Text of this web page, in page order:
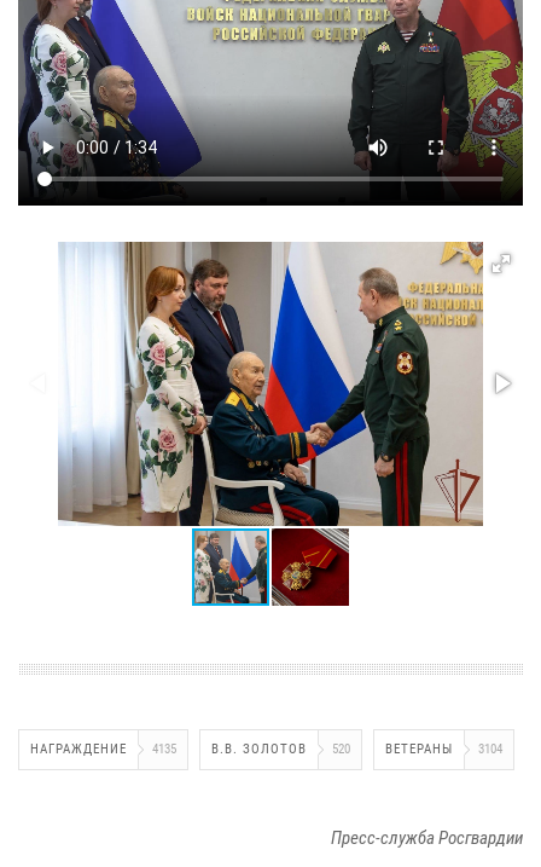
НАГРАЖДЕНИЕ 4135 В.В. ЗОЛОТОВ 520 ВЕТЕРАНЫ 3104
Пресс-служба Росгвардии